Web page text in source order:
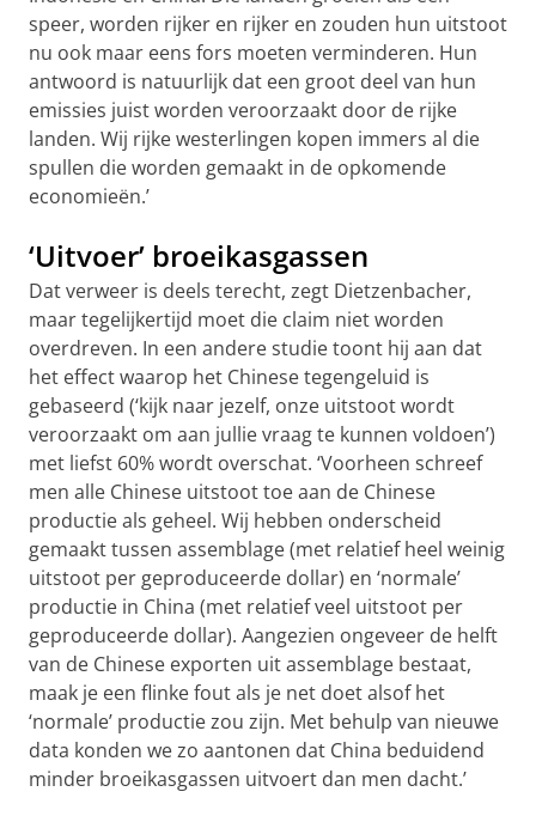
speer, worden rijker en rijker en zouden hun uitstoot
nu ook maar eens fors moeten verminderen. Hun
antwoord is natuurlijk dat een groot deel van hun
emissies juist worden veroorzaakt door de rijke
landen. Wij rijke westerlingen kopen immers al die
spullen die worden gemaakt in de opkomende
economieën.’
‘Uitvoer’ broeikasgassen
Dat verweer is deels terecht, zegt Dietzenbacher,
maar tegelijkertijd moet die claim niet worden
overdreven. In een andere studie toont hij aan dat
het effect waarop het Chinese tegengeluid is
gebaseerd (‘kijk naar jezelf, onze uitstoot wordt
veroorzaakt om aan jullie vraag te kunnen voldoen’)
met liefst 60% wordt overschat. ‘Voorheen schreef
men alle Chinese uitstoot toe aan de Chinese
productie als geheel. Wij hebben onderscheid
gemaakt tussen assemblage (met relatief heel weinig
uitstoot per geproduceerde dollar) en ‘normale’
productie in China (met relatief veel uitstoot per
geproduceerde dollar). Aangezien ongeveer de helft
van de Chinese exporten uit assemblage bestaat,
maak je een flinke fout als je net doet alsof het
‘normale’ productie zou zijn. Met behulp van nieuwe
data konden we zo aantonen dat China beduidend
minder broeikasgassen uitvoert dan men dacht.’